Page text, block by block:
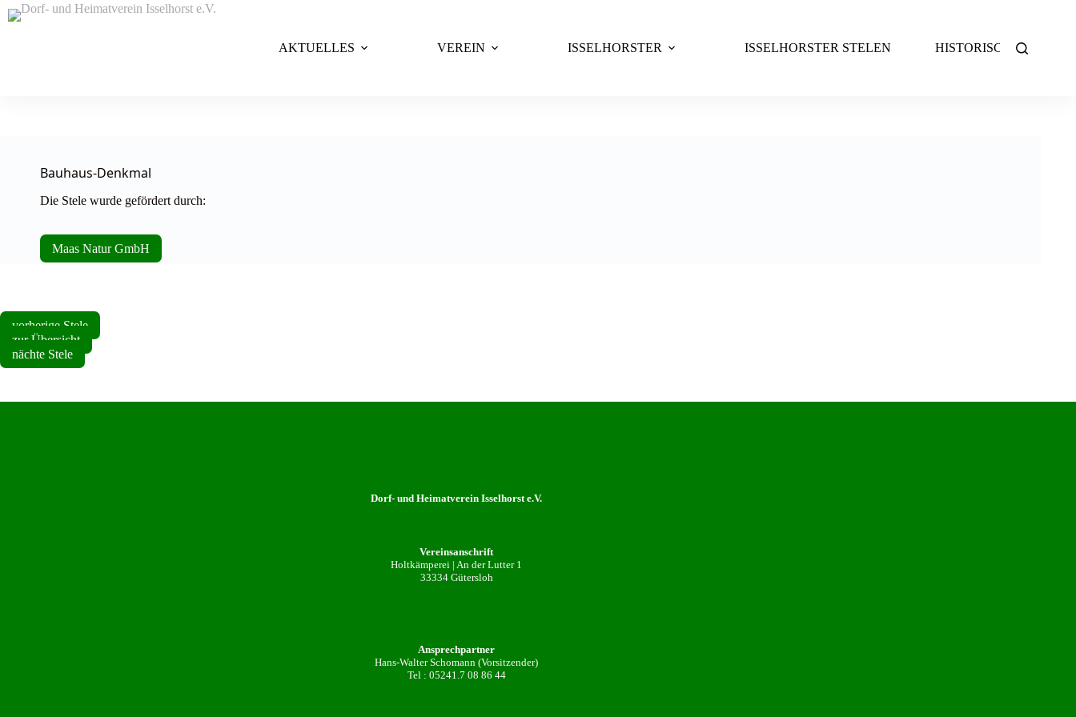
Zum
Inhalt
AKTUELLES
VEREIN ISSELHORSTER ISSELHORSTER STELEN HISTORISCHES
Bauhaus-Denkmal
Die Stele wurde gefördert durch:
Maas Natur GmbH
vorherige Stele
zur Übersicht
nächte Stele
Dorf- und Heimatverein Isselhorst e.V.
Vereinsanschrift
Holtkämperei | An der Lutter 1
33334 Gütersloh
Ansprechpartner
Hans-Walter Schomann (Vorsitzender)
Tel : 05241.7 08 86 44